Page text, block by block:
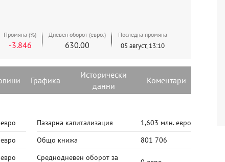
Промяна (%)
-3.846
Дневен оборот (евро.)
630.00
Последна промяна
05 август, 13:10
Графика
Исторически
данни
Коментари
Пазарна капитализация
1,603 млн. евро
Общо книжа
801 706
Среднодневен оборот за